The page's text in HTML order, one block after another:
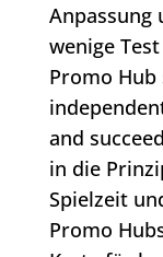
Anpassung
wenige
Promo
and
in die
Spielzeit
Promo